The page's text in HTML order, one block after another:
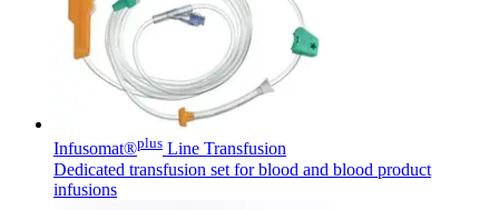
Infusomat®plus Line Transfusion
Dedicated transfusion set for blood and blood product
infusions